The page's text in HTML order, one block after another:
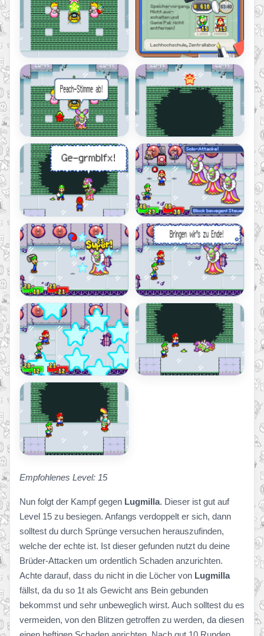
Empfohlenes Level: 15
Nun folgt der Kampf gegen Lugmilla. Dieser ist gut auf
Level 15 zu besiegen. Anfangs verdoppelt er sich, dann
solltest du durch Sprünge versuchen herauszufinden,
welche der echte ist. Ist dieser gefunden nutzt du deine
Brüder-Attacken um ordentlich Schaden anzurichten.
Achte darauf, dass du nicht in die Löcher von Lugmilla
fällst, da du so 1t als Gewicht ans Bein gebunden
bekommst und sehr unbeweglich wirst. Auch solltest du es
vermeiden, von den Blitzen getroffen zu werden, da diesen